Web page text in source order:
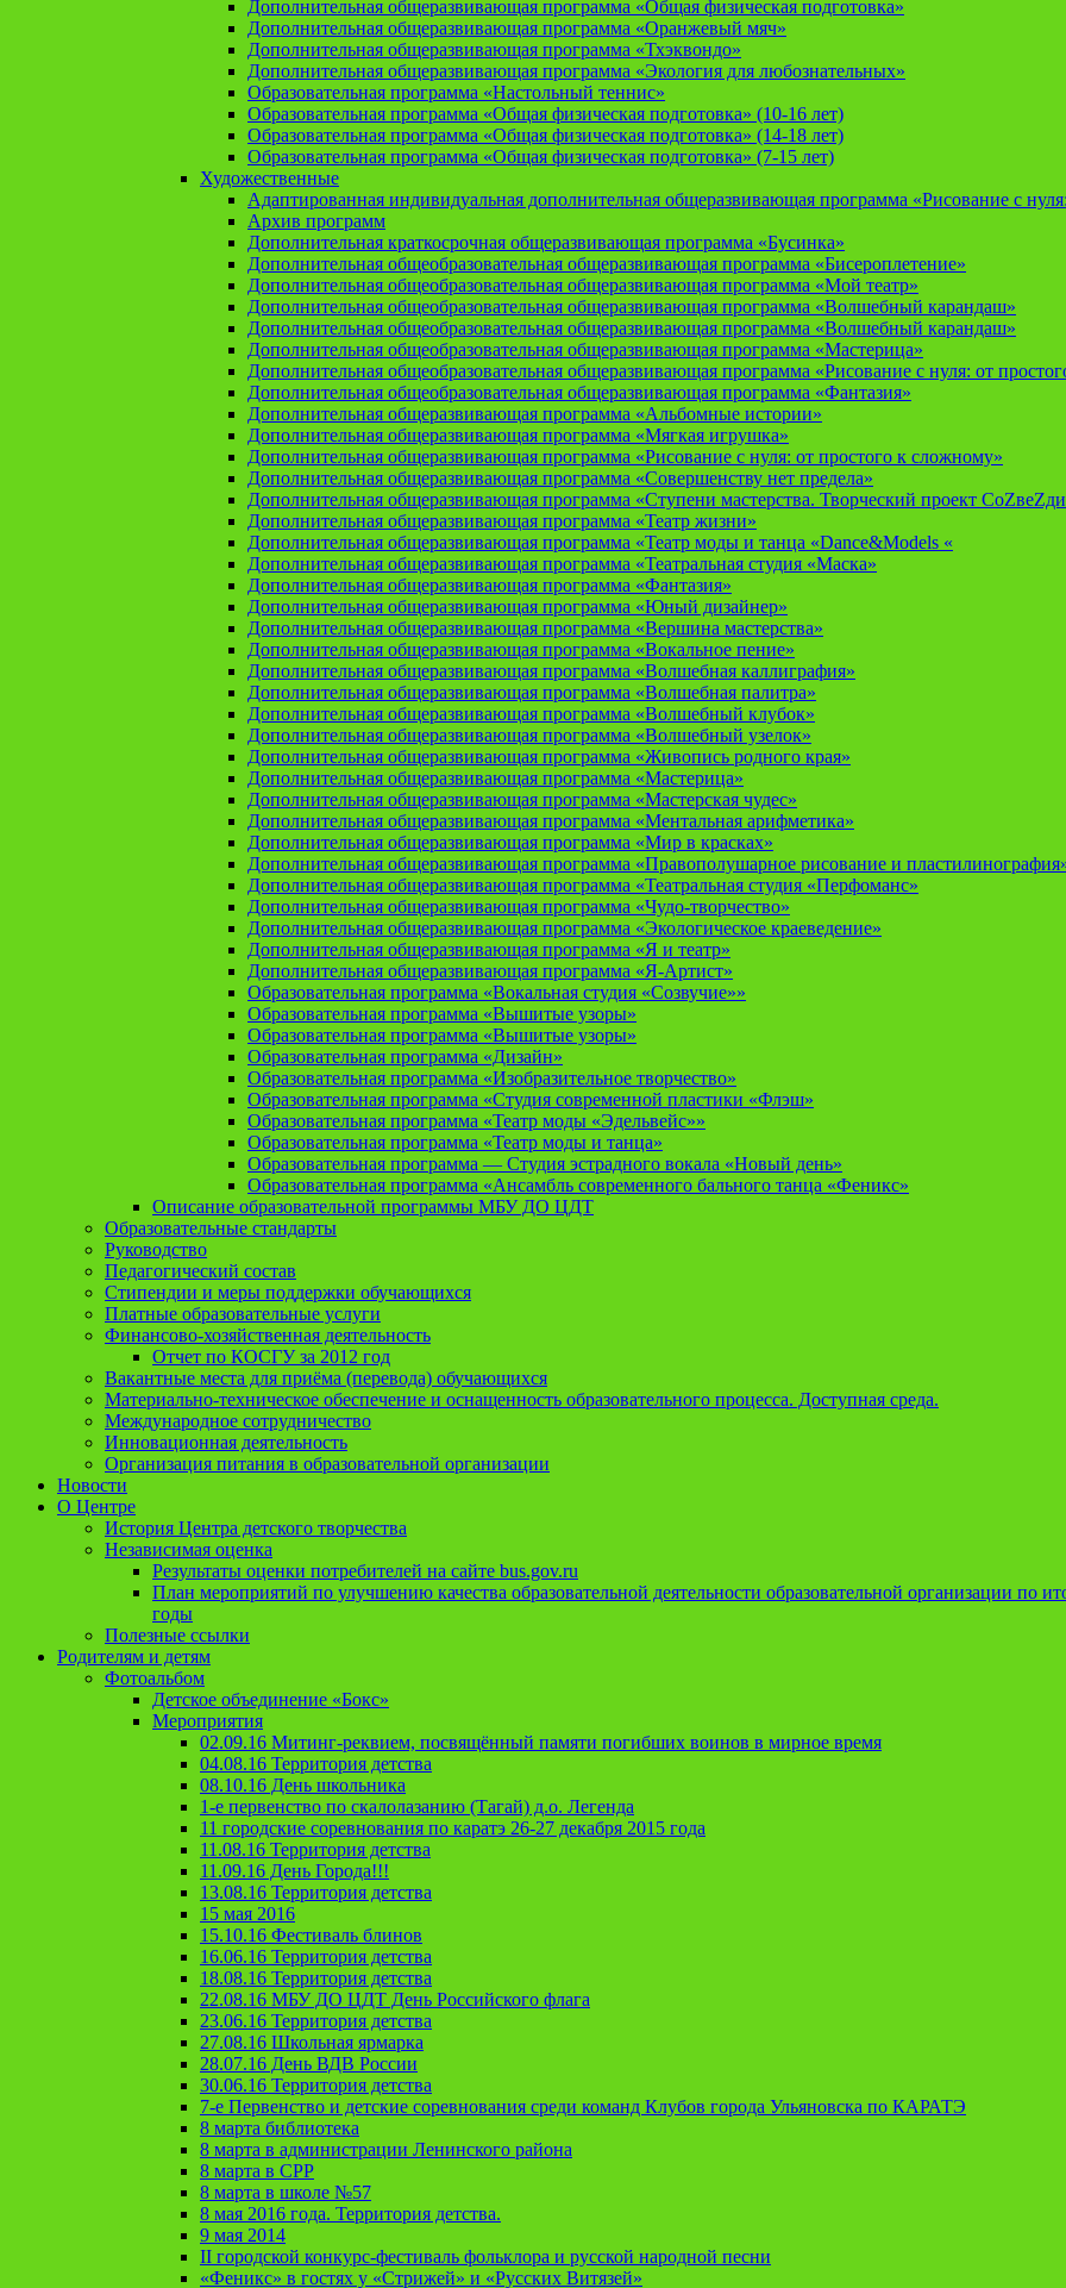
Дополнительная общеразвивающая программа «Общая физическая подготовка»
Дополнительная общеразвивающая программа «Оранжевый мяч»
Дополнительная общеразвивающая программа «Тхэквондо»
Дополнительная общеразвивающая программа «Экология для любознательных»
Образовательная программа «Настольный теннис»
Образовательная программа «Общая физическая подготовка» (10-16 лет)
Образовательная программа «Общая физическая подготовка» (14-18 лет)
Образовательная программа «Общая физическая подготовка» (7-15 лет)
Художественные
Адаптированная индивидуальная дополнительная общеразвивающая программа «Рисование с
Архив программ
Дополнительная краткосрочная общеразвивающая программа «Бусинка»
Дополнительная общеобразовательная общеразвивающая программа «Бисероплетение»
Дополнительная общеобразовательная общеразвивающая программа «Мой театр»
Дополнительная общеобразовательная общеразвивающая программа «Волшебный карандаш»
Дополнительная общеобразовательная общеразвивающая программа «Волшебный карандаш»
Дополнительная общеобразовательная общеразвивающая программа «Мастерица»
Дополнительная общеобразовательная общеразвивающая программа «Рисование с нуля: от
Дополнительная общеобразовательная общеразвивающая программа «Фантазия»
Дополнительная общеразвивающая программа «Альбомные истории»
Дополнительная общеразвивающая программа «Мягкая игрушка»
Дополнительная общеразвивающая программа «Рисование с нуля: от простого к сложному»
Дополнительная общеразвивающая программа «Совершенству нет предела»
Дополнительная общеразвивающая программа «Ступени мастерства. Творческий проект
Дополнительная общеразвивающая программа «Театр жизни»
Дополнительная общеразвивающая программа «Театр моды и танца «Dance&Models «
Дополнительная общеразвивающая программа «Театральная студия «Маска»
Дополнительная общеразвивающая программа «Фантазия»
Дополнительная общеразвивающая программа «Юный дизайнер»
Дополнительная общеразвивающая программа «Вершина мастерства»
Дополнительная общеразвивающая программа «Вокальное пение»
Дополнительная общеразвивающая программа «Волшебная каллиграфия»
Дополнительная общеразвивающая программа «Волшебная палитра»
Дополнительная общеразвивающая программа «Волшебный клубок»
Дополнительная общеразвивающая программа «Волшебный узелок»
Дополнительная общеразвивающая программа «Живопись родного края»
Дополнительная общеразвивающая программа «Мастерица»
Дополнительная общеразвивающая программа «Мастерская чудес»
Дополнительная общеразвивающая программа «Ментальная арифметика»
Дополнительная общеразвивающая программа «Мир в красках»
Дополнительная общеразвивающая программа «Правополушарное рисование и
Дополнительная общеразвивающая программа «Театральная студия «Перфоманс»
Дополнительная общеразвивающая программа «Чудо-творчество»
Дополнительная общеразвивающая программа «Экологическое краеведение»
Дополнительная общеразвивающая программа «Я и театр»
Дополнительная общеразвивающая программа «Я-Артист»
Образовательная программа «Вокальная студия «Созвучие»»
Образовательная программа «Вышитые узоры»
Образовательная программа «Вышитые узоры»
Образовательная программа «Дизайн»
Образовательная программа «Изобразительное творчество»
Образовательная программа «Студия современной пластики «Флэш»
Образовательная программа «Театр моды «Эдельвейс»»
Образовательная программа «Театр моды и танца»
Образовательная программа — Студия эстрадного вокала «Новый день»
Образовательная программа «Ансамбль современного бального танца «Феникс»
Описание образовательной программы МБУ ДО ЦДТ
Образовательные стандарты
Руководство
Педагогический состав
Стипендии и меры поддержки обучающихся
Платные образовательные услуги
Финансово-хозяйственная деятельность
Отчет по КОСГУ за 2012 год
Вакантные места для приёма (перевода) обучающихся
Материально-техническое обеспечение и оснащенность образовательного процесса. Доступная среда.
Международное сотрудничество
Инновационная деятельность
Организация питания в образовательной организации
Новости
О Центре
История Центра детского творчества
Независимая оценка
Результаты оценки потребителей на сайте bus.gov.ru
План мероприятий по улучшению качества образовательной деятельности образовательной организации по
годы
Полезные ссылки
Родителям и детям
Фотоальбом
Детское объединение «Бокс»
Мероприятия
02.09.16 Митинг-реквием, посвящённый памяти погибших воинов в мирное время
04.08.16 Территория детства
08.10.16 День школьника
1-е первенство по скалолазанию (Тагай) д.о. Легенда
11 городские соревнования по каратэ 26-27 декабря 2015 года
11.08.16 Территория детства
11.09.16 День Города!!!
13.08.16 Территория детства
15 мая 2016
15.10.16 Фестиваль блинов
16.06.16 Территория детства
18.08.16 Территория детства
22.08.16 МБУ ДО ЦДТ День Российского флага
23.06.16 Территория детства
27.08.16 Школьная ярмарка
28.07.16 День ВДВ России
30.06.16 Территория детства
7-е Первенство и детские соревнования среди команд Клубов города Ульяновска по КАРАТЭ
8 марта библиотека
8 марта в администрации Ленинского района
8 марта в СРР
8 марта в школе №57
8 мая 2016 года. Территория детства.
9 мая 2014
II городской конкурс-фестиваль фольклора и русской народной песни
«Феникс» в гостях у «Стрижей» и «Русских Витязей»